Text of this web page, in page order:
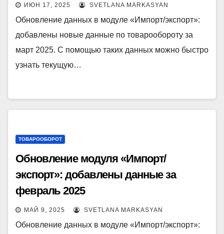
ИЮН 17, 2025 SVETLANA MARKASYAN
Обновление данных в модуле «Импорт/экспорт»:
добавлены новые данные по товарообороту за
март 2025. С помощью таких данных можно быстро
узнать текущую…
ТОВАРООБОРОТ
Обновление модуля «Импорт/
экспорт»: добавлены данные за
февраль 2025
МАЙ 9, 2025 SVETLANA MARKASYAN
Обновление данных в модуле «Импорт/экспорт»: